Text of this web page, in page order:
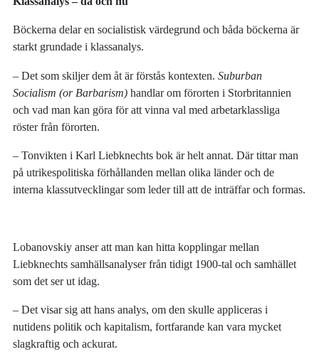
Böckerna delar en socialistisk värdegrund och båda böckerna är
starkt grundade i klassanalys.
‒ Det som skiljer dem åt är förstås kontexten.Suburban
Socialism (or Barbarism) handlar om förorten i Storbritannien
och vad man kan göra för att vinna val med arbetarklassliga
röster från förorten.
‒ Tonvikten i Karl Liebknechts bok är helt annat. Där tittar man
på utrikespolitiska förhållanden mellan olika länder och de
interna klassutvecklingar som leder till att de inträffar och formas.
Lobanovskiy anser att man kan hitta kopplingar mellan
Liebknechts samhällsanalyser från tidigt 1900-tal och samhället
som det ser ut idag.
‒ Det visar sig att hans analys, om den skulle appliceras i
nutidens politik och kapitalism, fortfarande kan vara mycket
slagkraftig och ackurat.